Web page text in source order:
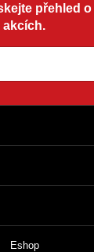
přehled
akcích.
Eshop